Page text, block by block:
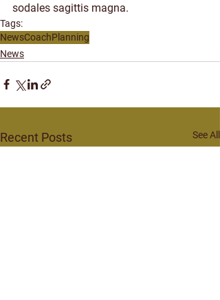
sodales sagittis magna.
Tags:
NewsCoachPlanning
News
Recent Posts See All